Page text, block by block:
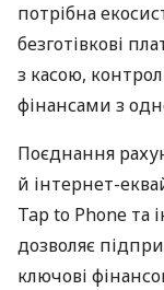
потрібна
безготівкові
з касою,
фінансами з
Поєднання
й інтернет-
Tap to Phone та
дозволяє
ключові